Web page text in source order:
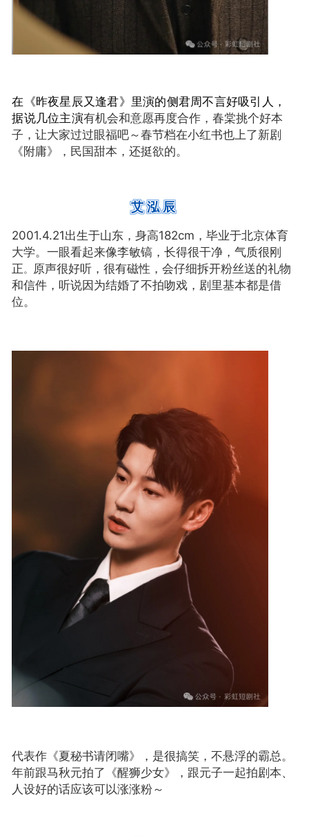
在《昨夜星辰又逢君》里演的侧君周不言好吸引人，
据说几位主演有机会和意愿再度合作，春棠挑个好本
子，让大家过过眼福吧～春节档在小红书也上了新剧
《附庸》，民国甜本，还挺欲的。
艾泓辰
2001.4.21出生于山东，身高182cm，毕业于北京体育
大学。一眼看起来像李敏镐，长得很干净，气质很刚
正。 原声很好听，很有磁性，会仔细拆开粉丝送的礼物
和信件，听说因为结婚了不拍吻戏，剧里基本都是借
位。
代表作《夏秘书请闭嘴》，是很搞笑，不悬浮的霸总。
年前跟马秋元拍了《醒狮少女》，跟元子一起拍剧本、
人设好的话应该可以涨涨粉～